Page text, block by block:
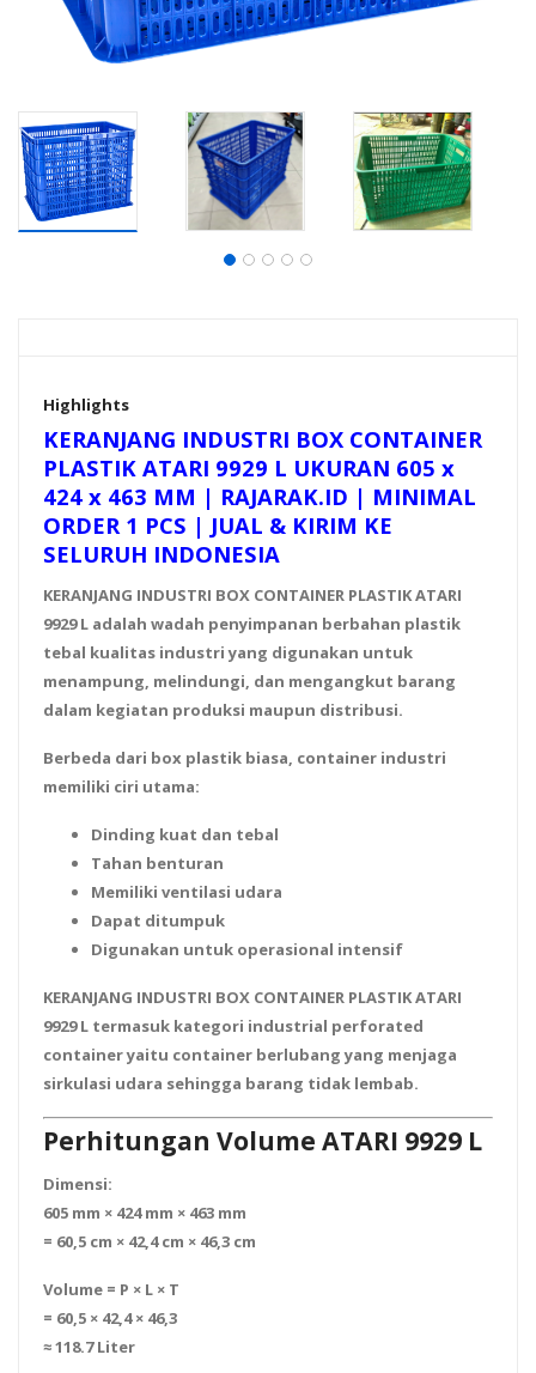
Highlights
KERANJANG INDUSTRI BOX CONTAINER
PLASTIK ATARI 9929 L UKURAN 605 x
424 x 463 MM | RAJARAK.ID | MINIMAL
ORDER 1 PCS | JUAL & KIRIM KE
SELURUH INDONESIA
KERANJANG INDUSTRI BOX CONTAINER PLASTIK ATARI
9929 L adalah wadah penyimpanan berbahan plastik
tebal kualitas industri yang digunakan untuk
menampung, melindungi, dan mengangkut barang
dalam kegiatan produksi maupun distribusi.
Berbeda dari box plastik biasa, container industri
memiliki ciri utama:
Dinding kuat dan tebal
Tahan benturan
Memiliki ventilasi udara
Dapat ditumpuk
Digunakan untuk operasional intensif
KERANJANG INDUSTRI BOX CONTAINER PLASTIK ATARI
9929 L termasuk kategori industrial perforated
containeryaitu container berlubang yang menjaga
sirkulasi udara sehingga barang tidak lembab.
Perhitungan Volume ATARI 9929 L
Dimensi:
605 mm × 424 mm × 463 mm
= 60,5 cm × 42,4 cm × 46,3 cm
Volume = P × L × T
= 60,5 × 42,4 × 46,3
≈118.7 Liter